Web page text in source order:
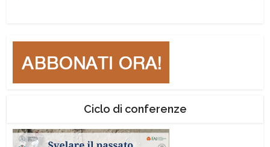
Ciclo di conferenze